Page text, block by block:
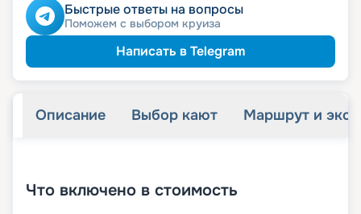
Быстрые ответы на вопросы
Поможем с выбором круиза
Написать в Telegram
Описание Выбор кают Маршрут и
Что включено в стоимость